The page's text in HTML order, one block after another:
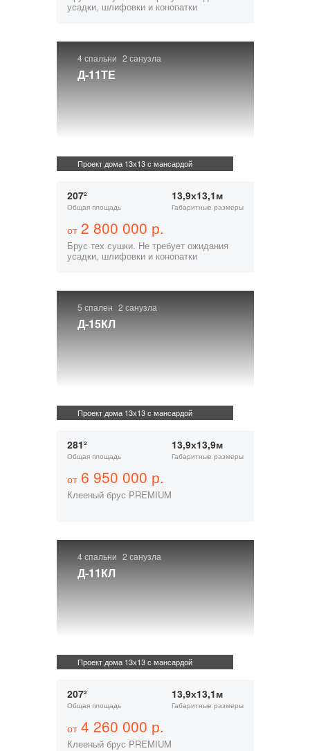
усадки, шлифовки и конопатки
4 спальни 2 санузла
Д-11ТЕ
Проект дома 13х13 с мансардой
207²
Общая площадь
13,9х13,1м
Габаритные размеры
от2 800 000 р.
Брус тех сушки. Не требует ожидания
усадки, шлифовки и конопатки
5 спален 2 санузла
Д-15КЛ
Проект дома 13х13 с мансардой
281²
Общая площадь
13,9х13,9м
Габаритные размеры
от6 950 000 р.
Клееный брус PREMIUM
4 спальни 2 санузла
Д-11КЛ
Проект дома 13х13 с мансардой
207²
Общая площадь
13,9х13,1м
Габаритные размеры
от4 260 000 р.
Клееный брус PREMIUM